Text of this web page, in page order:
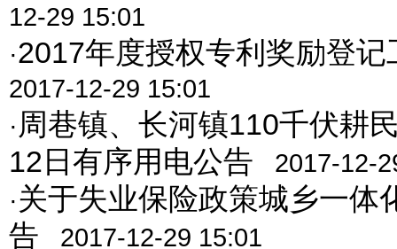
12-29 15:01
·2017年度授权专利奖励登记
2017-12-29 15:01
· 周巷镇、长河镇110千伏耕
12日有序用电公告
2017-12-
·关于失业保险政策城乡一体
告
2017-12-29 15:01